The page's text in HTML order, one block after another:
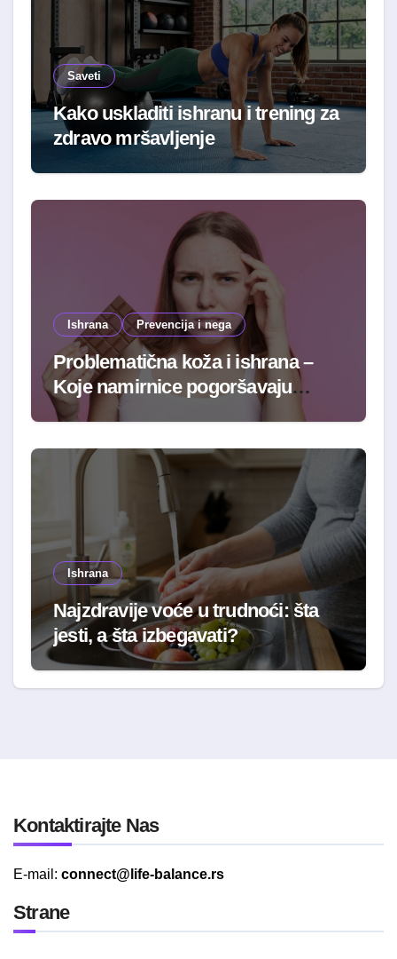
Saveti
Kako uskladiti ishranu i trening za
zdravo mršavljenje
Ishrana Prevencija i nega
Problematična koža i ishrana –
Koje namirnice pogoršavaju
stanje
Ishrana
Najzdravije voće u trudnoći: šta
jesti, a šta izbegavati?
Kontaktirajte Nas
E-mail: connect@life-balance.rs
Strane